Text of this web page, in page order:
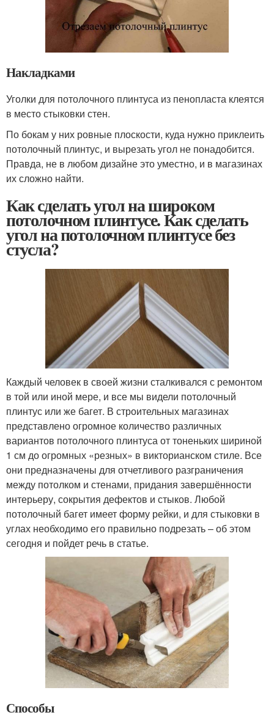
Накладками
Уголки для потолочного плинтуса из пенопласта клеятся
в место стыковки стен.
По бокам у них ровные плоскости, куда нужно приклеить
потолочный плинтус, и вырезать угол не понадобится.
Правда, не в любом дизайне это уместно, и в магазинах
их сложно найти.
Как сделать угол на широком
потолочном плинтусе. Как сделать
угол на потолочном плинтусе без
стусла?
Каждый человек в своей жизни сталкивался с ремонтом
в той или иной мере, и все мы видели потолочный
плинтус или же багет. В строительных магазинах
представлено огромное количество различных
вариантов потолочного плинтуса от тоненьких шириной
1 см до огромных «резных» в викторианском стиле. Все
они предназначены для отчетливого разграничения
между потолком и стенами, придания завершённости
интерьеру, сокрытия дефектов и стыков. Любой
потолочный багет имеет форму рейки, и для стыковки в
углах необходимо его правильно подрезать – об этом
сегодня и пойдет речь в статье.
Способы